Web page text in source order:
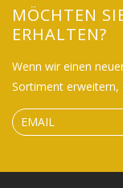
MÖCHTEN
ERHALTEN?
Wenn wir einen
Sortiment erweitern,